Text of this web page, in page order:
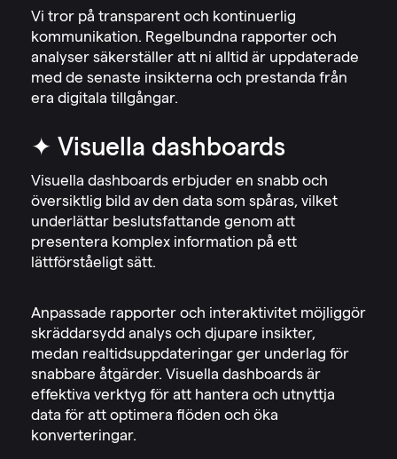
Vi tror på transparent och kontinuerlig
kommunikation. Regelbundna rapporter och
analyser säkerställer att ni alltid är uppdaterade
med de senaste insikterna och prestanda från
era digitala tillgångar.
✦ Visuella dashboards
Visuella dashboards erbjuder en snabb och
översiktlig bild av den data som spåras, vilket
underlättar beslutsfattande genom att
presentera komplex information på ett
lättförståeligt sätt.
Anpassade rapporter och interaktivitet möjliggör
skräddarsydd analys och djupare insikter,
medan realtidsuppdateringar ger underlag för
snabbare åtgärder. Visuella dashboards är
effektiva verktyg för att hantera och utnyttja
data för att optimera flöden och öka
konverteringar.